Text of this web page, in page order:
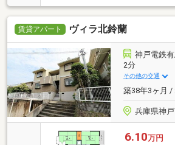
賃貸アパート ヴィラ北鈴蘭
神戸電鉄
2分
その他の交通
築38年3ヶ月 /
兵庫県神
6.10万円